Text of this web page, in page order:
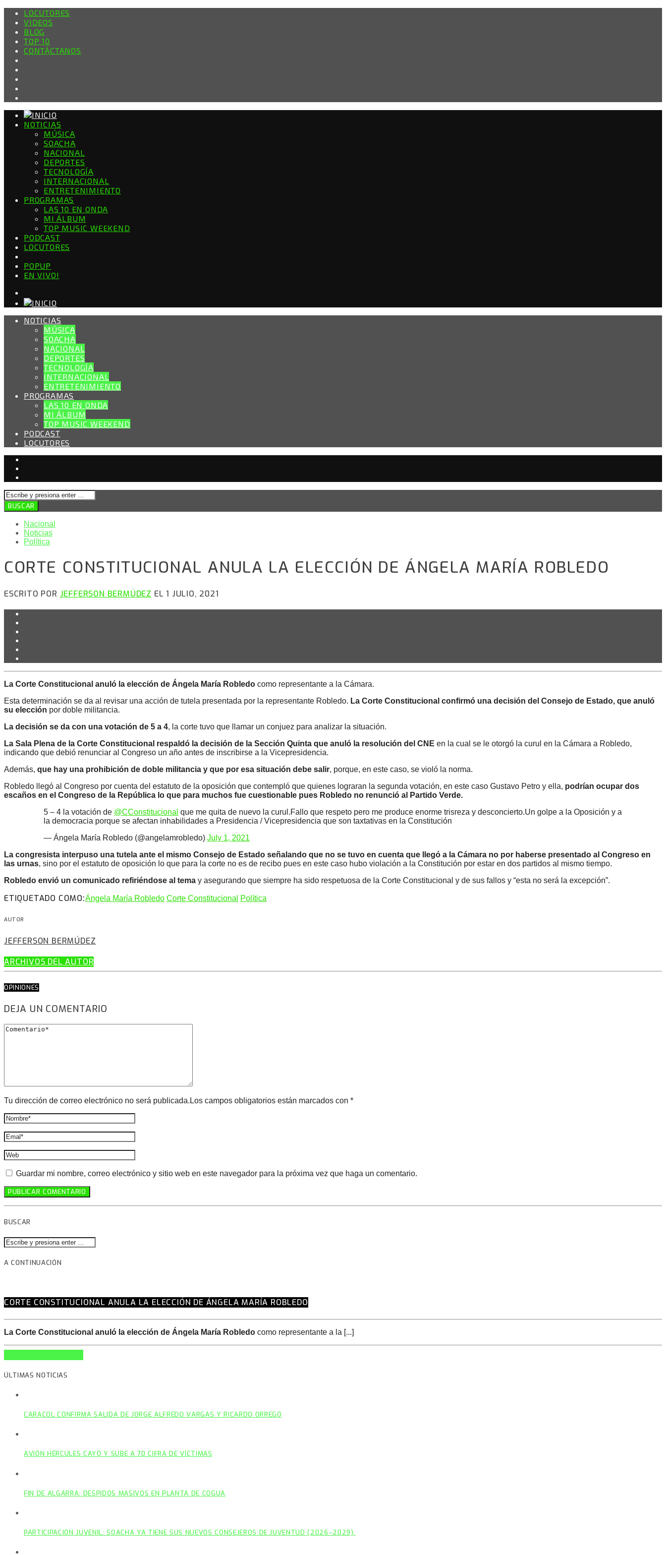
LOCUTORES
VIDEOS
BLOG
TOP 10
CONTÁCTANOS
NOTICIAS
MÚSICA
SOACHA
NACIONAL
DEPORTES
TECNOLOGÍA
INTERNACIONAL
ENTRETENIMIENTO
PROGRAMAS
LAS 10 EN ONDA
MI ÁLBUM
TOP MUSIC WEEKEND
PODCAST
LOCUTORES
POPUP
EN VIVO!
NOTICIAS
MÚSICA
SOACHA
NACIONAL
DEPORTES
TECNOLOGÍA
INTERNACIONAL
ENTRETENIMIENTO
PROGRAMAS
LAS 10 EN ONDA
MI ÁLBUM
TOP MUSIC WEEKEND
PODCAST
LOCUTORES
Nacional
Noticias
Política
CORTE CONSTITUCIONAL ANULA LA ELECCIÓN DE ÁNGELA MARÍA ROBLEDO
ESCRITO POR JEFFERSON BERMÚDEZ EL 1 JULIO, 2021
La Corte Constitucional anuló la elección de Ángela María Robledo como representante a la Cámara.
Esta determinación se da al revisar una acción de tutela presentada por la representante Robledo. La Corte Constitucional confirmó una decisión del Consejo de Estado, que anuló
su elección por doble militancia.
La decisión se da con una votación de 5 a 4, la corte tuvo que llamar un conjuez para analizar la situación.
La Sala Plena de la Corte Constitucional respaldó la decisión de la Sección Quinta que anuló la resolución del CNE en la cual se le otorgó la curul en la Cámara a Robledo,
indicando que debió renunciar al Congreso un año antes de inscribirse a la Vicepresidencia.
Además, que hay una prohibición de doble militancia y que por esa situación debe salir, porque, en este caso, se violó la norma.
Robledo llegó al Congreso por cuenta del estatuto de la oposición que contempló que quienes lograran la segunda votación, en este caso Gustavo Petro y ella, podrían ocupar dos
escaños en el Congreso de la República lo que para muchos fue cuestionable pues Robledo no renunció al Partido Verde.
5 – 4 la votación de @CConstitucional que me quita de nuevo la curul.Fallo que respeto pero me produce enorme trisreza y desconcierto.Un golpe a la Oposición y a
la democracia porque se afectan inhabilidades a Presidencia / Vicepresidencia que son taxtativas en la Constitución
— Ángela María Robledo (@angelamrobledo) July 1, 2021
La congresista interpuso una tutela ante el mismo Consejo de Estado señalando que no se tuvo en cuenta que llegó a la Cámara no por haberse presentado al Congreso en
las urnas, sino por el estatuto de oposición lo que para la corte no es de recibo pues en este caso hubo violación a la Constitución por estar en dos partidos al mismo tiempo.
Robledo envió un comunicado refiriéndose al tema y asegurando que siempre ha sido respetuosa de la Corte Constitucional y de sus fallos y “esta no será la excepción”.
ETIQUETADO COMO:Ángela María Robledo Corte Constitucional Política
AUTOR
JEFFERSON BERMÚDEZ
ARCHIVOS DEL AUTOR
OPINIONES
DEJA UN COMENTARIO
Tu dirección de correo electrónico no será publicada.Los campos obligatorios están marcados con *
Guardar mi nombre, correo electrónico y sitio web en este navegador para la próxima vez que haga un comentario.
BUSCAR
A CONTINUACIÓN
CORTE CONSTITUCIONAL ANULA LA ELECCIÓN DE ÁNGELA MARÍA ROBLEDO
La Corte Constitucional anuló la elección de Ángela María Robledo como representante a la [...]
ÚLTIMAS NOTICIAS
CARACOL CONFIRMA SALIDA DE JORGE ALFREDO VARGAS Y RICARDO ORREGO
AVIÓN HÉRCULES CAYÓ Y SUBE A 70 CIFRA DE VÍCTIMAS
FIN DE ALGARRA: DESPIDOS MASIVOS EN PLANTA DE COGUA
PARTICIPACIÓN JUVENIL: SOACHA YA TIENE SUS NUEVOS CONSEJEROS DE JUVENTUD (2026–2029).